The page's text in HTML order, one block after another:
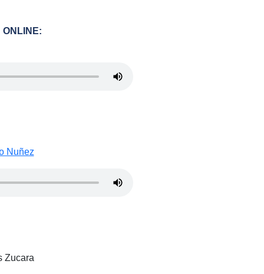
ONLINE:
Nuñez
Zucara